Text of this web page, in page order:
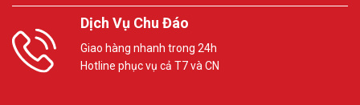
Dịch Vụ Chu Đáo
Giao hàng nhanh trong 24h
Hotline phục vụ cả T7 và CN